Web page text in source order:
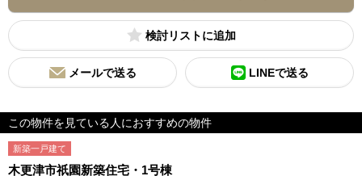
検討リスト
メールで送る LINEで送る
この物件を見ている人におすすめの物件
新築一戸建て
木更津市祇園新築住宅・1号棟